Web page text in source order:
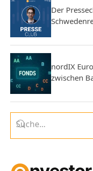
Der
nordIX
zwischen